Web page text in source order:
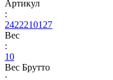
Артикул
:
2422210127
Вес
:
10
Вес Брутто
: